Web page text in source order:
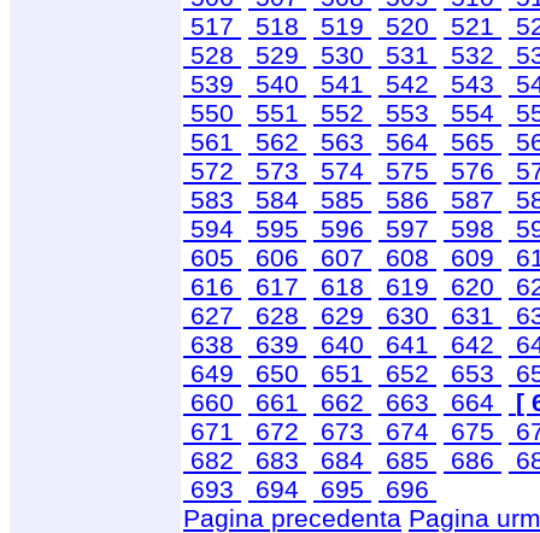
517
518 519 520 521
528
529 530 531 532
539
540 541 542 543
550
551 552 553 554
561
562 563 564 565
572
573 574 575 576
583
584 585 586 587
594
595 596 597 598
605
606 607 608 609
616
617 618 619 620
627
628 629 630 631
638
639 640 641 642
649
650 651 652 653
660
661 662 663 664
[
671
672 673 674 675
682
683 684 685 686
693
694 695
696
Pagina precedenta Pagina